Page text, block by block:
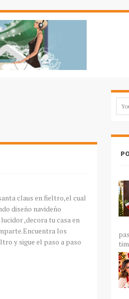
claus en fieltro,el cual
diseño navideño
,decora tu casa en
los
y sigue el paso a paso